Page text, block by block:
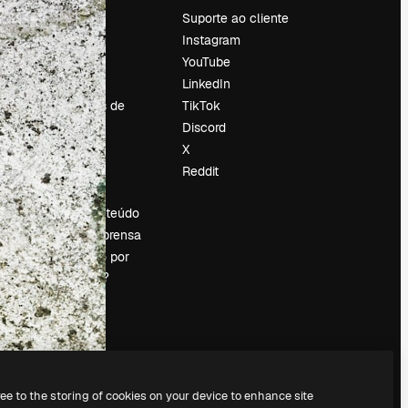
Preços
Sobre nós
Reviews
Emprego
Tendências de
pesquisa
Blog
Eventos
Slidesgo
Vender conteúdo
Sala de imprensa
Procurando por
magnific.ai?
Suporte ao cliente
Instagram
YouTube
LinkedIn
TikTok
Discord
X
Reddit
to the storing of cookies on your device to enhance site